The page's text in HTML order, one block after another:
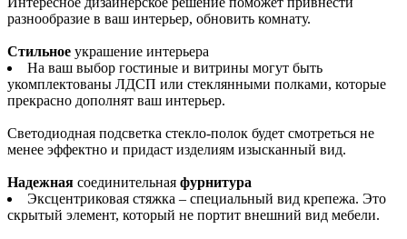
разнообразие в ваш интерьер, обновить комнату.
Стильное украшение интерьера
На ваш выбор гостиные и витрины могут быть
укомплектованы ЛДСП или стеклянными полками, которые
прекрасно дополнят ваш интерьер.
Светодиодная подсветка стекло-полок будет смотреться не
менее эффектно и придаст изделиям изысканный вид.
Надежная соединительная фурнитура
Эксцентриковая стяжка – специальный вид крепежа. Это
скрытый элемент, который не портит внешний вид мебели.